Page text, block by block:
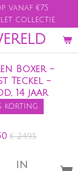
vanaf €75
collectie
Boxer -
Teckel -
14 jaar
korting
€ 24,95
IN